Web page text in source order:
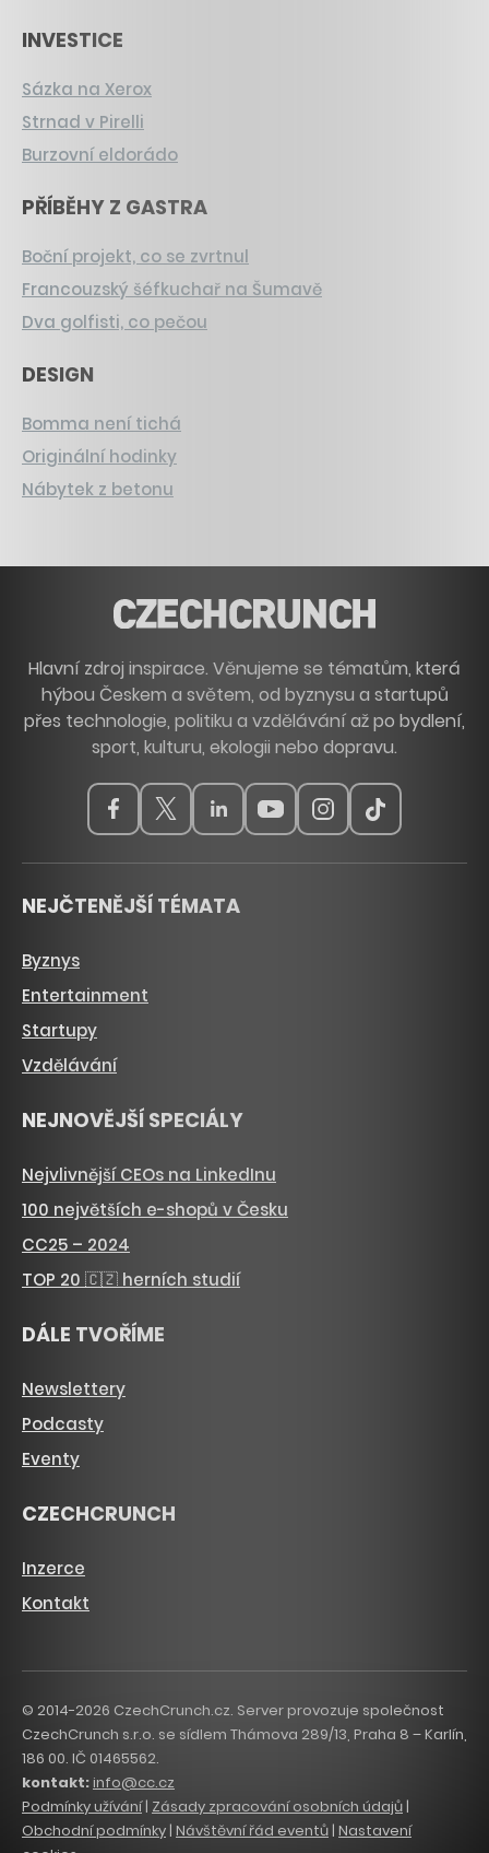
INVESTICE
Sázka na Xerox
Strnad v Pirelli
Burzovní eldorádo
PŘÍBĚHY Z GASTRA
Boční projekt, co se zvrtnul
Francouzský šéfkuchař na Šumavě
Dva golfisti, co pečou
DESIGN
Bomma není tichá
Originální hodinky
Nábytek z betonu
Hlavní zdroj inspirace. Věnujeme se tématům, která
hýbou Českem a světem, od byznysu a startupů
přes technologie, politiku a vzdělávání až po bydlení,
sport, kulturu, ekologii nebo dopravu.
NEJČTENĚJŠÍ TÉMATA
Byznys
Entertainment
Startupy
Vzdělávání
NEJNOVĚJŠÍ SPECIÁLY
Nejvlivnější CEOs na LinkedInu
100 největších e-shopů v Česku
CC25 – 2024
TOP 20 🇨🇿 herních studií
DÁLE TVOŘÍME
Newslettery
Podcasty
Eventy
CZECHCRUNCH
Inzerce
Kontakt
© 2014-2026 CzechCrunch.cz. Server provozuje společnost
CzechCrunch s.r.o. se sídlem Thámova 289/13, Praha 8 – Karlín,
186 00. IČ 01465562.
kontakt:info@cc.cz
Podmínky užívání| Zásady zpracování osobních údajů |
Obchodní podmínky | Návštěvní řád eventů | Nastavení